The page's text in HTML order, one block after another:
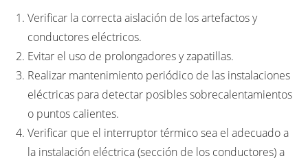
Verificar la correcta aislación de los artefactos y
conductores eléctricos.
Evitar el uso de prolongadores y zapatillas.
Realizar mantenimiento periódico de las instalaciones
eléctricas para detectar posibles sobrecalentamientos
o puntos calientes.
Verificar que el interruptor térmico sea el adecuado a
la instalación eléctrica (sección de los conductores) a